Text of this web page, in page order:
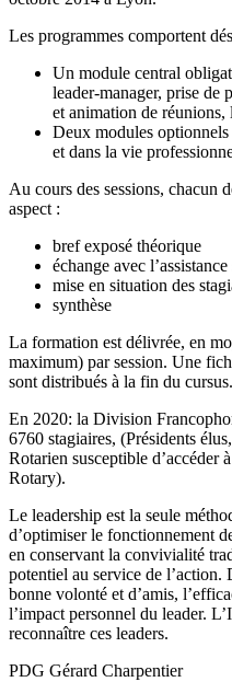
Les programmes comportent
Un module central
leader-manager, prise de
et animation de réunions,
Deux modules
et dans la vie
Au cours des sessions, chacun
aspect :
bref exposé théorique
échange avec
mise en situation des
synthèse
La formation est délivrée, en
maximum) par session. Une
sont distribués à la fin du cursus.
En 2020: la Division
6760 stagiaires, (Présidents
Rotarien susceptible d’accéder
Rotary).
Le leadership est la seule
d’optimiser le fonctionnement
en conservant la convivialité
potentiel au service de l’action.
bonne volonté et d’amis,
l’impact personnel du leader.
reconnaître ces leaders.
PDG Gérard Charpentier